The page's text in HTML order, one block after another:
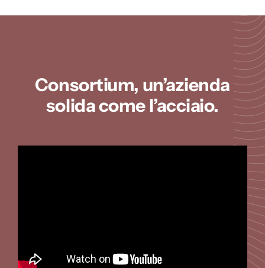
Consortium, un’azienda
solida come l’acciaio.